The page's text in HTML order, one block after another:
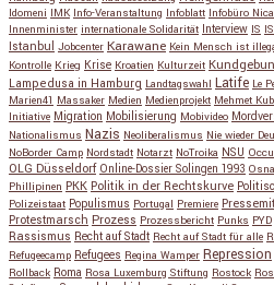
Idomeni IMK Info-Veranstaltung Infoblatt Infobüro
Innenminister internationale Solidarität Interview IS
Istanbul Jobcenter Karawane Kein Mensch ist
Kontrolle Krieg Krise Kroatien Kulturzeit
Lampedusa in Hamburg Landtagswahl Latife Le
Marien41 Massaker Medien Medienprojekt Mehmet
Initiative Migration Mobilisierung Mobivideo
Nationalismus Nazis Neoliberalismus Nie wieder
NoBorder Camp Nordstadt Notarzt NoTroika NSU
OLG Düsseldorf Online-Dossier Solingen 1993
Phillipinen PKK Politik in der Rechtskurve
Polizeistaat Populismus Portugal Premiere
Protestmarsch Prozess Prozessbericht Punks PYD
Rassismus Recht auf Stadt Recht auf Stadt für alle
Refugeecamp Refugees Regina Wamper Repression
Rollback Roma Rosa Luxemburg Stiftung Rostock